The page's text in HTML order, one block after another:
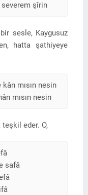
şîrin
sesle, Kaygusuz
hatta şathiyeye
mısın nesin
mısın nesin
eder. O,
safâ